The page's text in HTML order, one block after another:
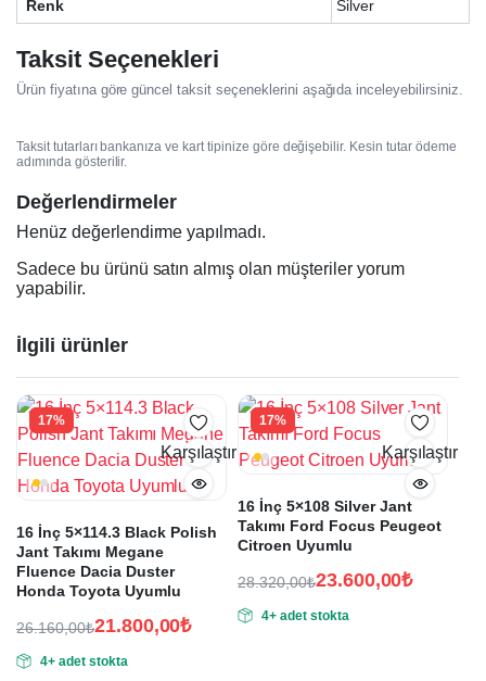
Renk Silver
Taksit Seçenekleri
Ürün fiyatına göre güncel taksit seçeneklerini aşağıda inceleyebilirsiniz.
Taksit tutarları bankanıza ve kart tipinize göre değişebilir. Kesin tutar ödeme
adımında gösterilir.
Değerlendirmeler
Henüz değerlendirme yapılmadı.
Sadece bu ürünü satın almış olan müşteriler yorum
yapabilir.
İlgili ürünler
17%
Karşılaştır
16 İnç 5×114.3 Black Polish
Jant Takımı Megane
Fluence Dacia Duster
Honda Toyota Uyumlu
26.160,00₺
fiyat:
21.800,00₺
andaki
4+ adet stokta
17%
Karşılaştır
16 İnç 5×108 Silver Jant
Takımı Ford Focus Peugeot
Citroen Uyumlu
28.320,00₺
fiyat:
23.600,00₺
andaki
4+ adet stokta